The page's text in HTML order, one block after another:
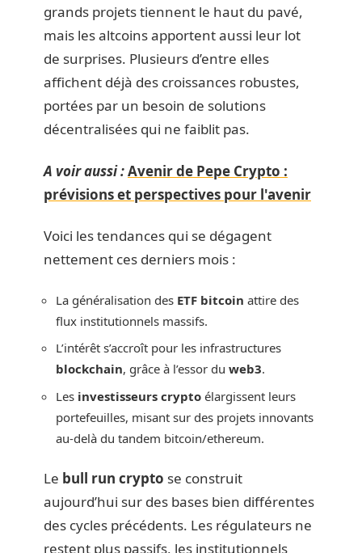
grands projets tiennent le haut du pavé,
mais les altcoins apportent aussi leur lot
de surprises. Plusieurs d’entre elles
affichent déjà des croissances robustes,
portées par un besoin de solutions
décentralisées qui ne faiblit pas.
A voir aussi :Avenir de Pepe Crypto :
prévisions et perspectives pour l'avenir
Voici les tendances qui se dégagent
nettement ces derniers mois :
La généralisation des ETF bitcoin attire des
flux institutionnels massifs.
L’intérêt s’accroît pour les infrastructures
blockchain, grâce à l’essor du web3.
Les investisseurs crypto élargissent leurs
portefeuilles, misant sur des projets innovants
au-delà du tandem bitcoin/ethereum.
Le bull run crypto se construit
aujourd’hui sur des bases bien différentes
des cycles précédents. Les régulateurs ne
restent plus passifs, les institutionnels